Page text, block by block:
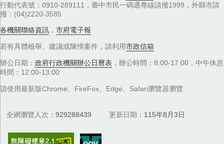
行動代表號：0910-289111，臺中市民一碼通專線請撥1999，外縣市請
撥：(04)2220-3585
各機關聯絡資訊 ， 市府電子報
若有具體檢舉、建議或陳情案件，請利用市政信箱
辦公日期： 政府行政機關辦公日曆表 ，辦公時間：8:00-17:00，中午休息
時間：12:00-13:00
請使用最新版Chrome、FireFox、Edge、Safari瀏覽器瀏覽
全網瀏覽人次 929288439 更新日期 115年8月3日